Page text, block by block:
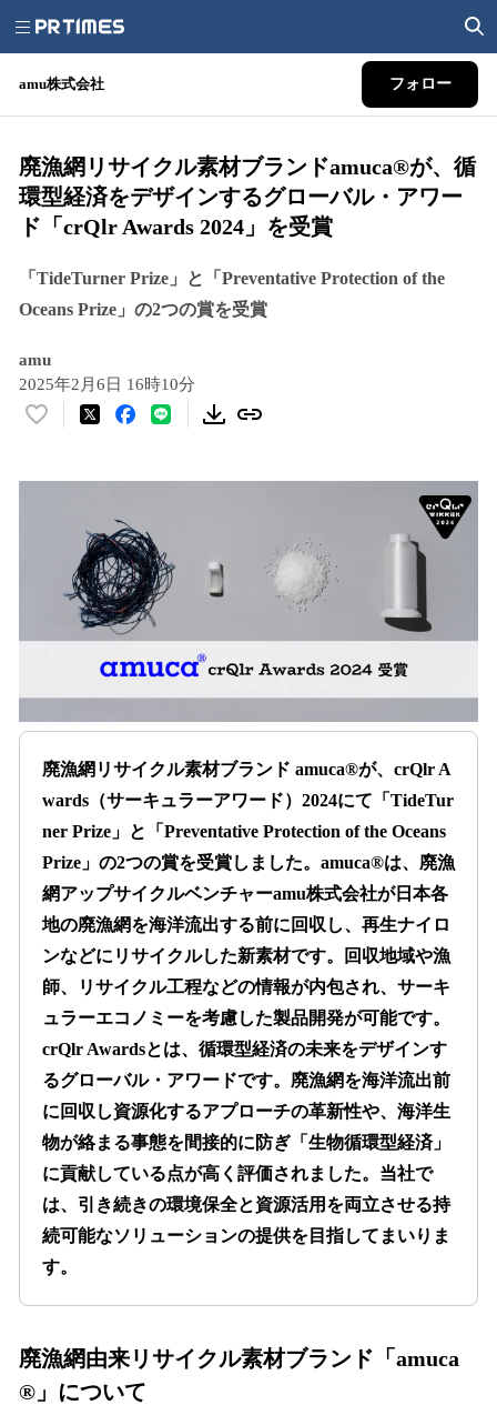
amu株式会社 フォロー
廃漁網リサイクル素材ブランドamuca®が、循
環型経済をデザインするグローバル・アワー
ド「crQlr Awards 2024」を受賞
「TideTurner Prize」と「Preventative Protection of the
Oceans Prize」の2つの賞を受賞
amu
2025年2月6日 16時10分
い
す
廃漁網リサイクル素材ブランド amuca®が、crQlr A
wards（サーキュラーアワード）2024にて「TideTur
ner Prize」と「Preventative Protection of the Oceans
Prize」の2つの賞を受賞しました。amuca®は、廃漁
網アップサイクルベンチャーamu株式会社が日本各
地の廃漁網を海洋流出する前に回収し、再生ナイロ
ンなどにリサイクルした新素材です。回収地域や漁
師、リサイクル工程などの情報が内包され、サーキ
ュラーエコノミーを考慮した製品開発が可能です。
crQlr Awardsとは、循環型経済の未来をデザインす
るグローバル・アワードです。廃漁網を海洋流出前
に回収し資源化するアプローチの革新性や、海洋生
物が絡まる事態を間接的に防ぎ「生物循環型経済」
に貢献している点が高く評価されました。当社で
は、引き続きの環境保全と資源活用を両立させる持
続可能なソリューションの提供を目指してまいりま
す。
廃漁網由来リサイクル素材ブランド「amuca
®」について